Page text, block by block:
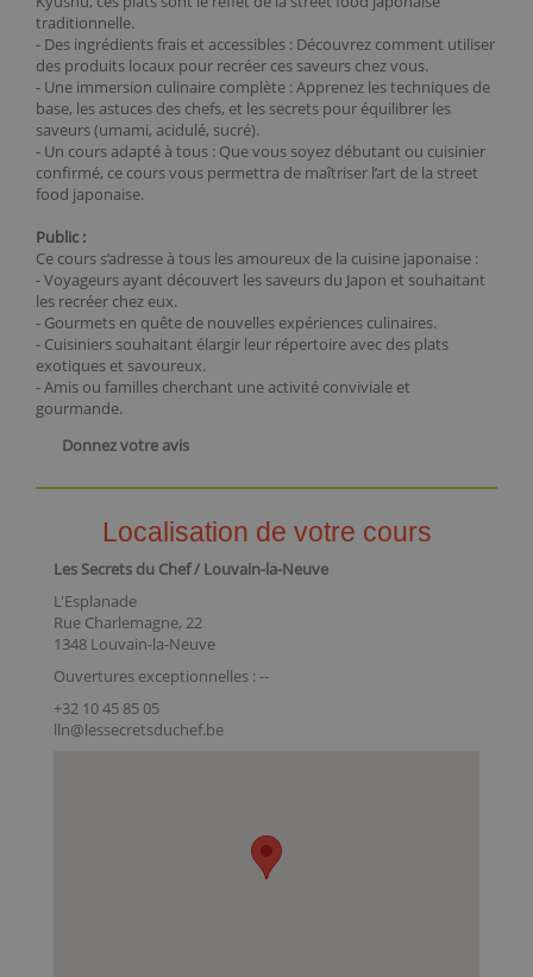
traditionnelle.
- Des ingrédients frais et accessibles : Découvrez comment utiliser
des produits locaux pour recréer ces saveurs chez vous.
- Une immersion culinaire complète : Apprenez les techniques de
base, les astuces des chefs, et les secrets pour équilibrer les
saveurs (umami, acidulé, sucré).
- Un cours adapté à tous : Que vous soyez débutant ou cuisinier
confirmé, ce cours vous permettra de maîtriser l’art de la street
food japonaise.
Public :
Ce cours s’adresse à tous les amoureux de la cuisine japonaise :
- Voyageurs ayant découvert les saveurs du Japon et souhaitant
les recréer chez eux.
- Gourmets en quête de nouvelles expériences culinaires.
- Cuisiniers souhaitant élargir leur répertoire avec des plats
exotiques et savoureux.
- Amis ou familles cherchant une activité conviviale et
gourmande.
Donnez votre avis
Localisation de votre cours
Les Secrets du Chef / Louvain-la-Neuve
L'Esplanade
Rue Charlemagne, 22
1348 Louvain-la-Neuve
Ouvertures exceptionnelles : --
+32 10 45 85 05
lln@lessecretsduchef.be